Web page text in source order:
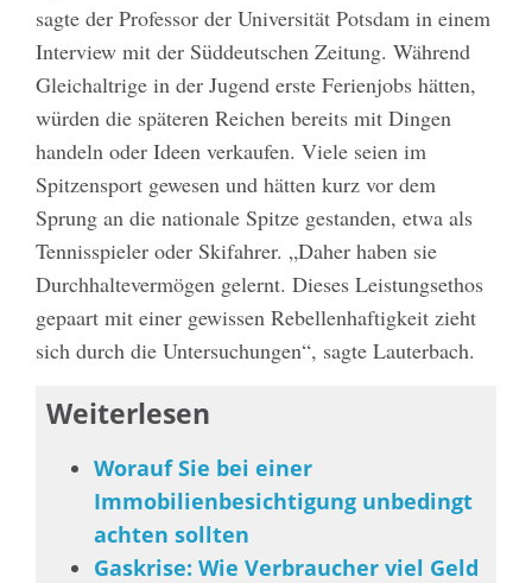
sagte der Professor der Universität Potsdam in einem
Interview mit der Süddeutschen Zeitung. Während
Gleichaltrige in der Jugend erste Ferienjobs hätten,
würden die späteren Reichen bereits mit Dingen
handeln oder Ideen verkaufen. Viele seien im
Spitzensport gewesen und hätten kurz vor dem
Sprung an die nationale Spitze gestanden, etwa als
Tennisspieler oder Skifahrer. „Daher haben sie
Durchhaltevermögen gelernt. Dieses Leistungsethos
gepaart mit einer gewissen Rebellenhaftigkeit zieht
sich durch die Untersuchungen“, sagte Lauterbach.
Weiterlesen
Worauf Sie bei einer
Immobilienbesichtigung unbedingt
achten sollten
Gaskrise: Wie Verbraucher viel Geld